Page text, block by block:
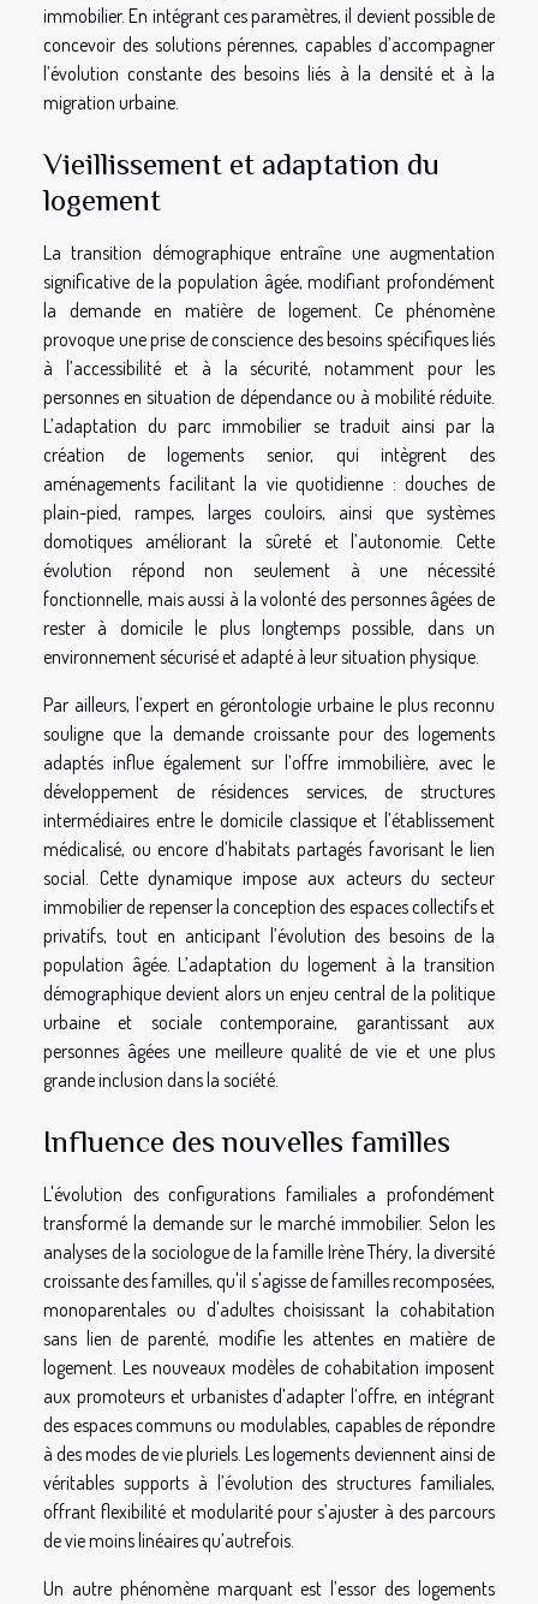
immobilier. En intégrant ces paramètres, il devient possible de
concevoir des solutions pérennes, capables d’accompagner
l’évolution constante des besoins liés à la densité et à la
migration urbaine.
Vieillissement et adaptation du
logement
La transition démographique entraîne une augmentation
significative de la population âgée, modifiant profondément
la demande en matière de logement. Ce phénomène
provoque une prise de conscience des besoins spécifiques liés
à l’accessibilité et à la sécurité, notamment pour les
personnes en situation de dépendance ou à mobilité réduite.
L’adaptation du parc immobilier se traduit ainsi par la
création de logements senior, qui intègrent des
aménagements facilitant la vie quotidienne : douches de
plain-pied, rampes, larges couloirs, ainsi que systèmes
domotiques améliorant la sûreté et l’autonomie. Cette
évolution répond non seulement à une nécessité
fonctionnelle, mais aussi à la volonté des personnes âgées de
rester à domicile le plus longtemps possible, dans un
environnement sécurisé et adapté à leur situation physique.
Par ailleurs, l’expert en gérontologie urbaine le plus reconnu
souligne que la demande croissante pour des logements
adaptés influe également sur l’offre immobilière, avec le
développement de résidences services, de structures
intermédiaires entre le domicile classique et l’établissement
médicalisé, ou encore d’habitats partagés favorisant le lien
social. Cette dynamique impose aux acteurs du secteur
immobilier de repenser la conception des espaces collectifs et
privatifs, tout en anticipant l’évolution des besoins de la
population âgée. L’adaptation du logement à la transition
démographique devient alors un enjeu central de la politique
urbaine et sociale contemporaine, garantissant aux
personnes âgées une meilleure qualité de vie et une plus
grande inclusion dans la société.
Influence des nouvelles familles
L'évolution des configurations familiales a profondément
transformé la demande sur le marché immobilier. Selon les
analyses de la sociologue de la famille Irène Théry, la diversité
croissante des familles, qu'il s'agisse de familles recomposées,
monoparentales ou d'adultes choisissant la cohabitation
sans lien de parenté, modifie les attentes en matière de
logement. Les nouveaux modèles de cohabitation imposent
aux promoteurs et urbanistes d’adapter l’offre, en intégrant
des espaces communs ou modulables, capables de répondre
à des modes de vie pluriels. Les logements deviennent ainsi de
véritables supports à l’évolution des structures familiales,
offrant flexibilité et modularité pour s’ajuster à des parcours
de vie moins linéaires qu’autrefois.
Un autre phénomène marquant est l’essor des logements